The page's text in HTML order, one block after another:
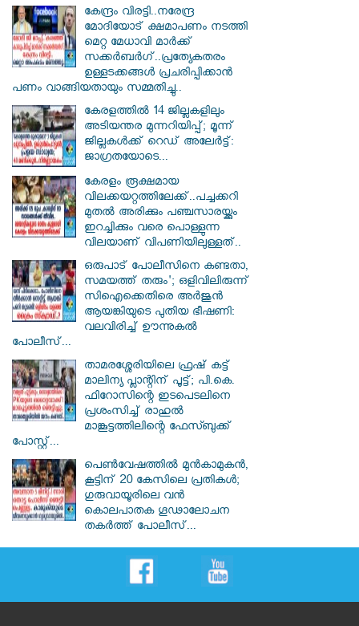
കേന്ദ്രം വിരട്ടി..നരേന്ദ്ര
മോദിയോട് ക്ഷമാപണം നടത്തി
മെറ്റ മേധാവി മാർക്ക്
സക്കർബർ​ഗ്..പ്രത്യേകതരം
ഉള്ളടക്കങ്ങൾ പ്രചരിപ്പിക്കാൻ
പണം വാങ്ങിയതായും സമ്മതിച്ചു..
കേരളത്തിൽ 14 ജില്ലകളിലും
അടിയന്തര മുന്നറിയിപ്പ്; മൂന്ന്
ജില്ലകൾക്ക് റെഡ് അലേർട്ട്:
ജാഗ്രതയോടെ...
കേരളം രൂക്ഷമായ
വിലക്കയറ്റത്തിലേക്ക്..പച്ചക്കറി
മുതൽ അരിക്കും പഞ്ചസാരയ്ക്കും
ഇറച്ചിക്കും വരെ പൊള്ളുന്ന
വിലയാണ് വിപണിയിലുള്ളത്..
ഒരുപാട് പോലീസിനെ കണ്ടതാ,
സമയത്ത് തരും'; ഒളിവിലിരുന്ന്
സിഐക്കെതിരെ അർജുൻ
ആയങ്കിയുടെ പുതിയ ഭീഷണി:
വലവിരിച്ച് ഊന്നുകൽ
പോലീസ്...
താമരശ്ശേരിയിലെ ഫ്രഷ് കട്ട്
മാലിന്യ പ്ലാന്റിന് പൂട്ട്; പി.കെ.
ഫിറോസിന്റെ ഇടപെടലിനെ
പ്രശംസിച്ച് രാഹുൽ
മാങ്കൂട്ടത്തിലിന്റെ ഫേസ്ബുക്ക്
പോസ്റ്റ്...
പെൺവേഷത്തിൽ മുൻകാമുകൻ,
കൂട്ടിന് 20 കേസിലെ പ്രതികൾ;
ഗുരുവായൂരിലെ വൻ
കൊലപാതക ഗൂഢാലോചന
തകർത്ത് പോലീസ്...